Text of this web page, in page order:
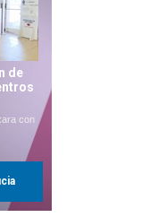
de
con